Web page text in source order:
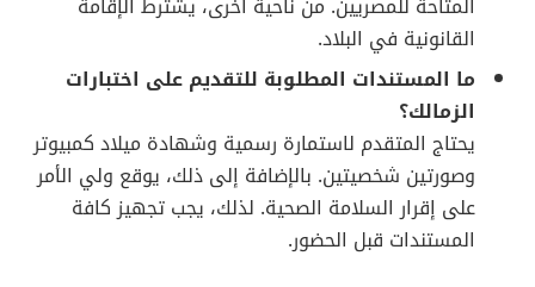
المتاحة للمصريين. من ناحية أخرى، يشترط الإقامة
القانونية في البلاد.
ما المستندات المطلوبة للتقديم على اختبارات
الزمالك؟
يحتاج المتقدم لاستمارة رسمية وشهادة ميلاد كمبيوتر
وصورتين شخصيتين. بالإضافة إلى ذلك، يوقع ولي الأمر
على إقرار السلامة الصحية. لذلك، يجب تجهيز كافة
المستندات قبل الحضور.